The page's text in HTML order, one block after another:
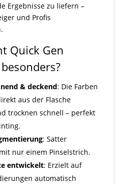
Ergebnisse zu liefern –
und Profis
Quick Gen
& deckend: Die Farben
aus der Flasche
trocknen schnell – perfekt
: Satter
nur einem Pinselstrich.
entwickelt: Erzielt auf
automatisch